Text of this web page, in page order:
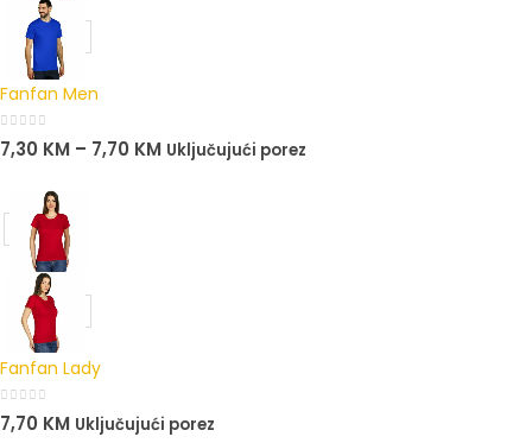
Fanfan Men
0out of 5
7,30 KM – 7,70 KM Uključujući porez
Fanfan Lady
0out of 5
7,70 KM Uključujući porez